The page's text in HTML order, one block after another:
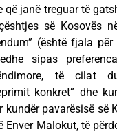
që janë treguar të
së Kosovës
(është fjala
sipas
të cilat
konkret” dhe
kundër pavarësisë së
Enver Malokut, të